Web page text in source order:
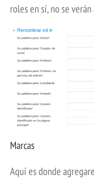
roles en sí, no se
Marcas
Aquí es donde